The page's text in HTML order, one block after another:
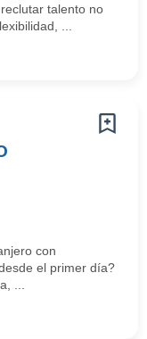
talento no
...
con
el primer día?
...